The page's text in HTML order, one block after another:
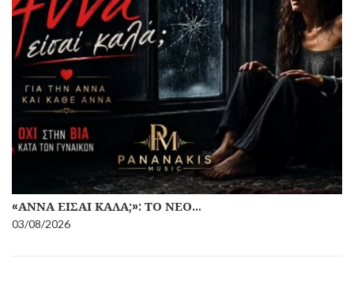
«ΆΝΝΑ ΕΊΣΑΙ ΚΑΛΆ;»: ΤΟ ΝΈΟ…
03/08/2026